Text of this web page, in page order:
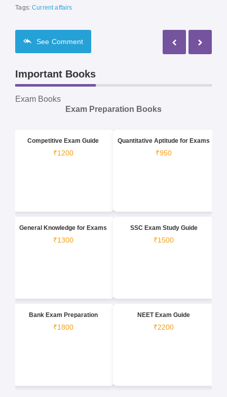
Tags:Current affairs
See Comment
Important Books
Exam Books
Exam Preparation Books
Competitive Exam Guide
₹1200
Quantitative Aptitude for Exams
₹950
General Knowledge for Exams
₹1300
SSC Exam Study Guide
₹1500
Bank Exam Preparation
₹1800
NEET Exam Guide
₹2200